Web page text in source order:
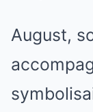
August,